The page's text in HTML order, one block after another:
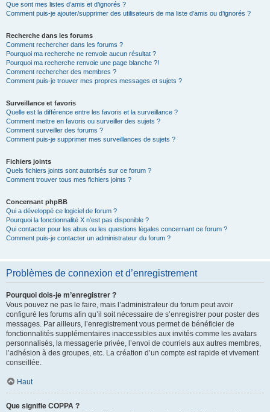
Que sont mes listes d’amis et d’ignorés ?
Comment puis-je ajouter/supprimer des utilisateurs de ma liste d’amis ou d’ignorés ?
Recherche dans les forums
Comment rechercher dans les forums ?
Pourquoi ma recherche ne renvoie aucun résultat ?
Pourquoi ma recherche renvoie une page blanche ?!
Comment rechercher des membres ?
Comment puis-je trouver mes propres messages et sujets ?
Surveillance et favoris
Quelle est la différence entre les favoris et la surveillance ?
Comment mettre en favoris ou surveiller des sujets ?
Comment surveiller des forums ?
Comment puis-je supprimer mes surveillances de sujets ?
Fichiers joints
Quels fichiers joints sont autorisés sur ce forum ?
Comment trouver tous mes fichiers joints ?
Concernant phpBB
Qui a développé ce logiciel de forum ?
Pourquoi la fonctionnalité X n’est pas disponible ?
Qui contacter pour les abus ou les questions légales concernant ce forum ?
Comment puis-je contacter un administrateur du forum ?
Problèmes de connexion et d’enregistrement
Pourquoi dois-je m’enregistrer ?
Vous pouvez ne pas le faire, mais l’administrateur du forum peut avoir
configuré les forums afin qu’il soit nécessaire de s’enregistrer pour poster des
messages. Par ailleurs, l’enregistrement vous permet de bénéficier de
fonctionnalités supplémentaires inaccessibles aux invités comme les avatars
personnalisés, la messagerie privée, l’envoi de courriels aux autres membres,
l’adhésion à des groupes, etc. La création d’un compte est rapide et vivement
conseillée.
Haut
Que signifie COPPA ?